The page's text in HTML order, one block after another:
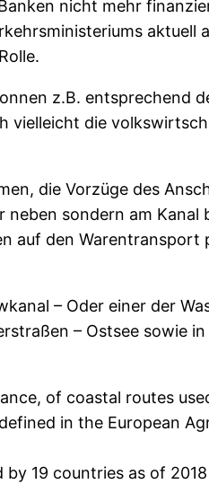
nicht mehr
aktuell
z.B. entsprechend
die
die Vorzüge des
sondern am Kanal
auf den Warentransport
– Oder einer der
– Ostsee sowie
of coastal routes
in the European
19 countries as of